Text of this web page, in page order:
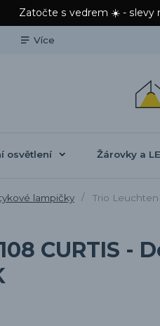
Zatočte s vedrem ☀️ - slevy
Více
osvětlení Žárovky a
lampičky Trio
CURTIS -